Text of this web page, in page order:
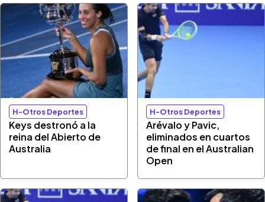
H-Otros Deportes
Keys destronó a la
reina del Abierto de
Australia
H-Otros Deportes
Arévalo y Pavic,
eliminados en cuartos
de final en el Australian
Open